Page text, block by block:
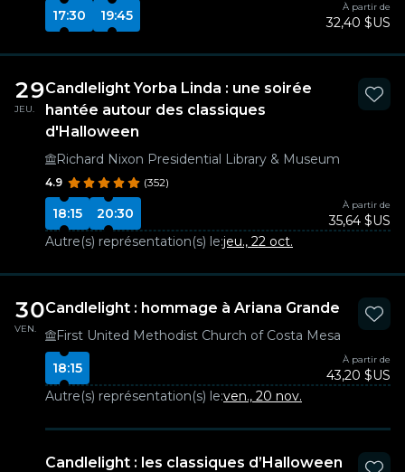
17:30
19:45
À partir de
32,40 $US
29
JEU.
Candlelight Yorba Linda : une soirée
hantée autour des classiques
d'Halloween
Richard Nixon Presidential Library & Museum
4.9 (352)
18:15 20:30
À partir de
35,64 $US
Autre(s) représentation(s) le:jeu., 22 oct.
30
VEN.
Candlelight : hommage à Ariana Grande
First United Methodist Church of Costa Mesa
18:15
À partir de
43,20 $US
Autre(s) représentation(s) le:ven., 20 nov.
Candlelight : les classiques d’Halloween